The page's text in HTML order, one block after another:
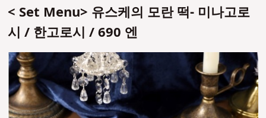
< Set Menu> 유스케의 모란 떡- 미나고로
시 / 한고로시 / 690 엔